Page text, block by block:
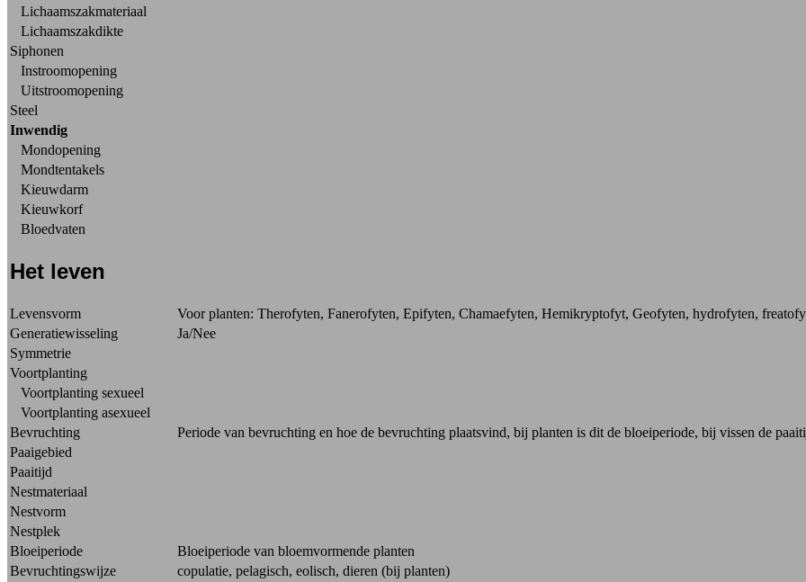
Lichaamszakmateriaal
Lichaamszakdikte
Siphonen
Instroomopening
Uitstroomopening
Steel
Inwendig
Mondopening
Mondtentakels
Kieuwdarm
Kieuwkorf
Bloedvaten
Het leven
Levensvorm
Voor planten: Therofyten, Fanerofyten, Epifyten, Chamaefyten, Hemikryptofyt, Geofyten, hydrofyten,
Generatiewisseling
Ja/Nee
Symmetrie
Voortplanting
Voortplanting sexueel
Voortplanting asexueel
Bevruchting
Periode van bevruchting en hoe de bevruchting plaatsvind, bij planten is dit de bloeiperiode, bij vissen de
Paaigebied
Paaitijd
Nestmateriaal
Nestvorm
Nestplek
Bloeiperiode
Bloeiperiode van bloemvormende planten
Bevruchtingswijze
copulatie, pelagisch, eolisch, dieren (bij planten)